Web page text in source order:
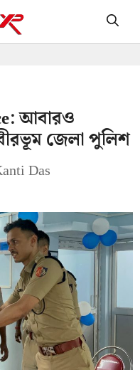
আবারও
জেলা পুলিশ
Das